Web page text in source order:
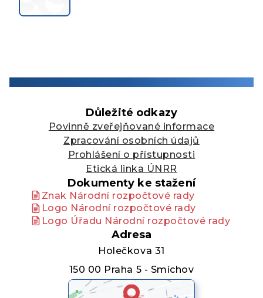
Důležité odkazy
Povinně zveřejňované informace
Zpracování osobních údajů
Prohlášení o přístupnosti
Etická linka ÚNRR
Dokumenty ke stažení
Znak Národní rozpočtové rady
Logo Národní rozpočtové rady
Logo Úřadu Národní rozpočtové rady
Adresa
Holečkova 31
150 00 Praha 5 - Smíchov